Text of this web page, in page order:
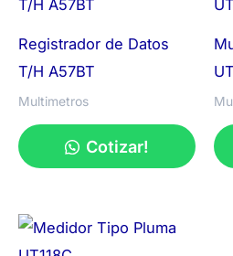
Registrador de Datos
T/H A57BT
Multimetros
Cotizar!